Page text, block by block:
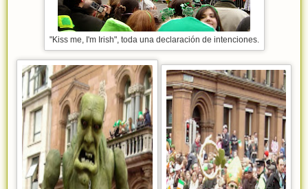
"Kiss me, I'm Irish", toda una declaración de intenciones.